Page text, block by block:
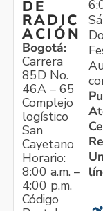
DE
RADIC
ACIÓN
Bogotá:
Carrera
85D No.
46A – 65
Complejo
logístico
San
Cayetano
Horario:
8:00 a.m. –
4:00 p.m.
Código